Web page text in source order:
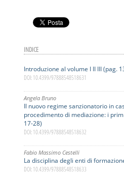
INDICE
Introduzione al volume I II III (pag.
DOI: 10.4399/97888548518631
Angela Bruno
Il nuovo regime sanzionatorio in
procedimento di mediazione: i
17-28)
DOI: 10.4399/97888548518632
Fabio Massimo Cestelli
La disciplina degli enti di
DOI: 10.4399/97888548518633